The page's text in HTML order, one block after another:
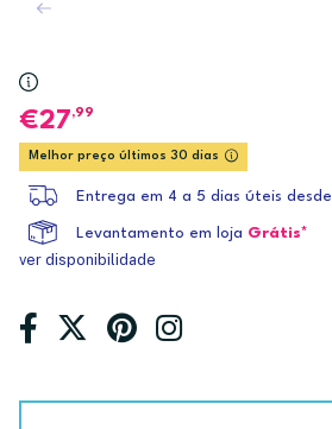
27,99
Melhor preço últimos 30 dias
Entrega em 4 a 5 dias úteis desde
Levantamento em loja Grátis*
ver disponibilidade